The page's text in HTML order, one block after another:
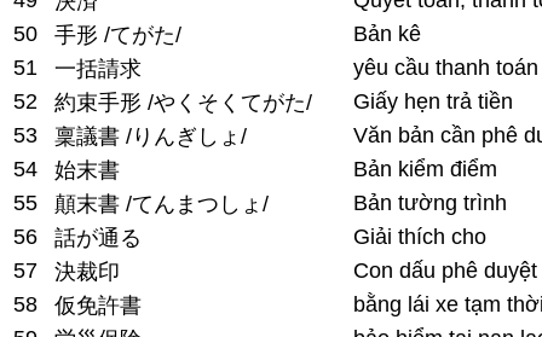
50
手形 /てがた/
Bản kê
51
一括請求
yêu cầu thanh
52
約束手形 /やくそくてがた/
Giấy hẹn trả tiền
53
稟議書 /りんぎしょ/
Văn bản cần phê
54
始末書
Bản kiểm điểm
55
顛末書 /てんまつしょ/
Bản tường trình
56
話が通る
Giải thích cho
57
決裁印
Con dấu phê duyệt
58
仮免許書
bằng lái xe tạm